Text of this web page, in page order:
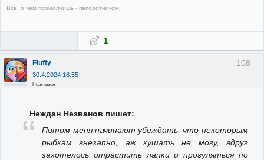
Все, о чём промолчишь - папоротником.
1
108
Fluffy
30.4.2024 18:55
Неактивен
Неждан Незванов пишет:
Потом меня начинают убеждать, что некоторым
рыбкам внезапно, аж кушать не могу, вдруг
захотелось отрастить лапки и прогуляться по